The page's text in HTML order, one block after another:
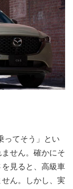
ってそう」とい
せん。確かにそ
見ると、高級車
ん。しかし、実